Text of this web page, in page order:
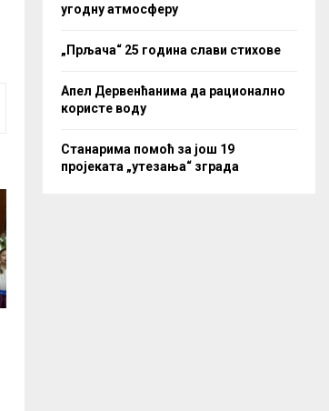
угодну атмосферу
„Прљача“ 25 година слави стихове
Апел Дервенћанима да рационално
користе воду
Станарима помоћ за још 19
пројеката „утезања“ зграда